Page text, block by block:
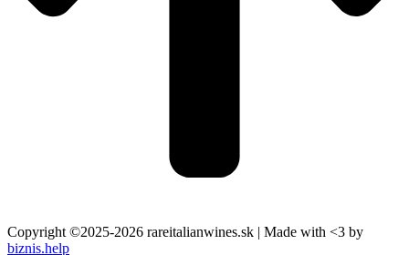
Copyright ©2025-2026 rareitalianwines.sk | Made with <3 by
biznis.help